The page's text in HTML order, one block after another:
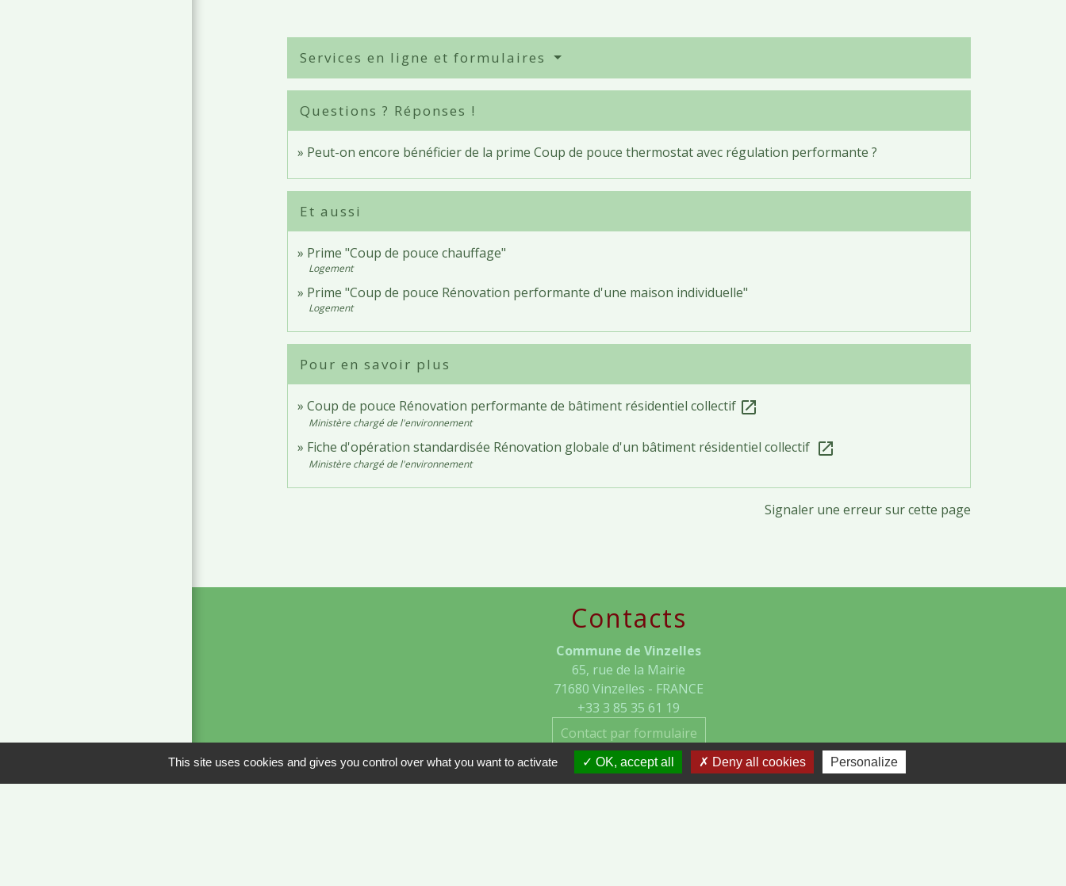
Services en ligne et formulaires
Questions ? Réponses !
Peut-on encore bénéficier de la prime Coup de pouce thermostat avec régulation performante ?
Et aussi
Prime "Coup de pouce chauffage"
Logement
Prime "Coup de pouce Rénovation performante d'une maison individuelle"
Logement
Pour en savoir plus
Coup de pouce Rénovation performante de bâtiment résidentiel collectif open_in_new
Ministère chargé de l'environnement
Fiche d'opération standardisée Rénovation globale d'un bâtiment résidentiel collectif open_in_new
Ministère chargé de l'environnement
Signaler une erreur sur cette page
Contacts
Commune de Vinzelles
65, rue de la Mairie
71680 Vinzelles - FRANCE
+33 3 85 35 61 19
Contact par formulaire
This site uses cookies and gives you control over what you want to activate OK, accept all Deny all cookies Personalize